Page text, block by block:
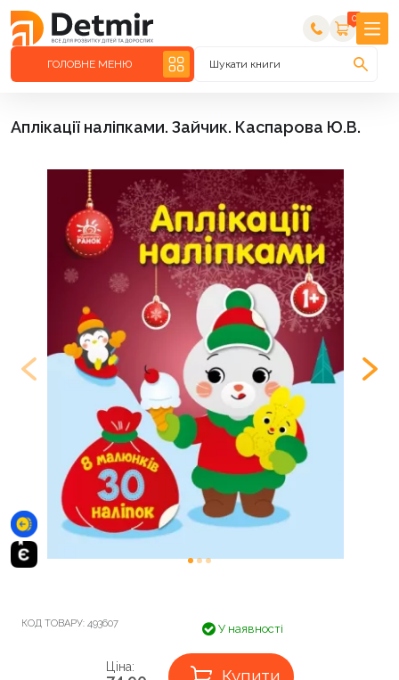
0
ГОЛОВНЕ МЕНЮ Шукати книги
Аплікації наліпками. Зайчик. Каспарова Ю.В.
КОД ТОВАРУ: 493607 У наявності
Ціна: Купити